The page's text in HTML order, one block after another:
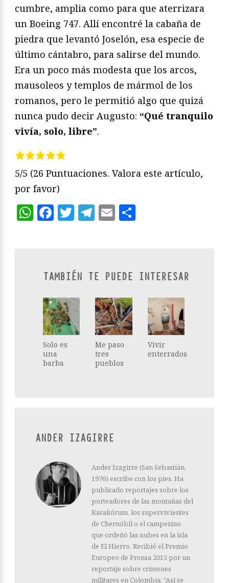
cumbre, amplia como para que aterrizara
un Boeing 747. Allí encontré la cabaña de
piedra que levantó Joselón, esa especie de
último cántabro, para salirse del mundo.
Era un poco más modesta que los arcos,
mausoleos y templos de mármol de los
romanos, pero le permitió algo que quizá
nunca pudo decir Augusto: “Qué tranquilo
vivía, solo, libre”.
5/5 (26 Puntuaciones. Valora este artículo,
por favor)
WhatsApp
Facebook
Twitter
Telegram
Email
TAMBIÉN TE PUEDE INTERESAR
Solo es
una
barba
Me paso
tres
pueblos
Vivir
enterrados
ANDER IZAGIRRE
Ander Izagirre (San Sebastián,
1976) escribe con los pies. Ha
publicado reportajes sobre los
porteadores de las montañas del
Karakórum, los supervivientes
de Chernóbil o el campesino
que ordeñó las nubes en la isla
de El Hierro. Recibió el Premio
Europeo de Prensa 2015 por un
reportaje sobre crímenes
militares en Colombia: "Así se